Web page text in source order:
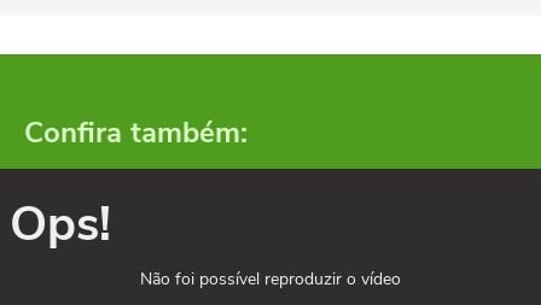
Confira também:
Ops!
Não foi possível reproduzir o vídeo